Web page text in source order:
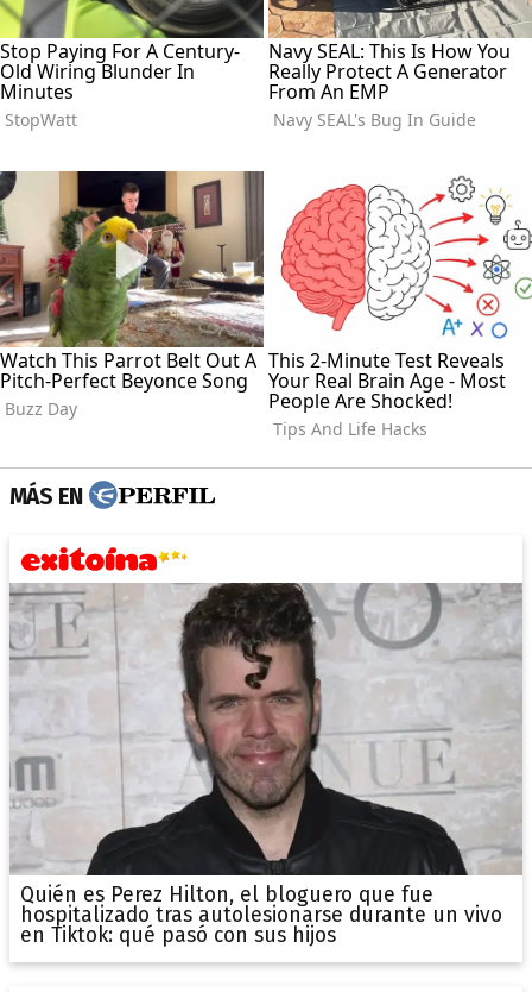
MÁS EN
Quién es Perez Hilton, el bloguero que fue
hospitalizado tras autolesionarse durante un vivo
en Tiktok: qué pasó con sus hijos